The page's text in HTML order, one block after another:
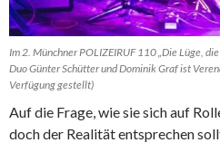
Im 2. Münchner POLIZEIRUF 110 „Die Lüge,
Duo Günter Schütter und Dominik Graf ist
Verfügung gestellt)
Auf die Frage, wie sie sich auf
doch der Realität entsprechen